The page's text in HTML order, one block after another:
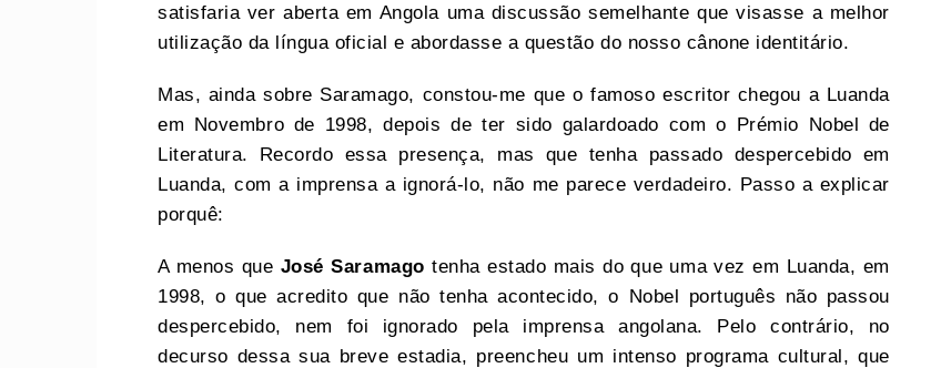
satisfaria ver aberta em Angola uma discussão semelhante que visasse a melhor
utilização da língua oficial e abordasse a questão do nosso cânone identitário.
Mas, ainda sobre Saramago, constou-me que o famoso escritor chegou a Luanda
em Novembro de 1998, depois de ter sido galardoado com o Prémio Nobel de
Literatura. Recordo essa presença, mas que tenha passado despercebido em
Luanda, com a imprensa a ignorá-lo, não me parece verdadeiro. Passo a explicar
porquê:
A menos que José Saramago tenha estado mais do que uma vez em Luanda, em
1998, o que acredito que não tenha acontecido, o Nobel português não passou
despercebido, nem foi ignorado pela imprensa angolana. Pelo contrário, no
decurso dessa sua breve estadia, preencheu um intenso programa cultural, que